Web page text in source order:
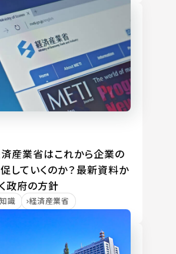
済産業省はこれから企業の
していくのか？最新資料か
政府の方針
識 経済産業省